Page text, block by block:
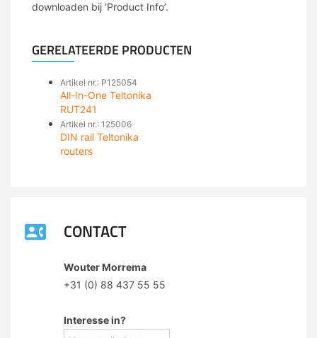
downloaden bij ‘Product Info’.
GERELATEERDE PRODUCTEN
Artikel nr.: P125054
All-In-One Teltonika
RUT241
Artikel nr.: 125006
DIN rail Teltonika
routers
CONTACT
Wouter Morrema
+31 (0) 88 437 55 55
Interesse in?